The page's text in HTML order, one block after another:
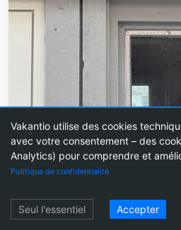
Ny-Ålesund
Ny-Ålesund 78°55′ Mardi,
11h00, Inter
Vakantio utilise des cookies
avec votre consentement – des
Analytics) pour comprendre et
Politique de confidentialité
Seul l'essentiel Accepter